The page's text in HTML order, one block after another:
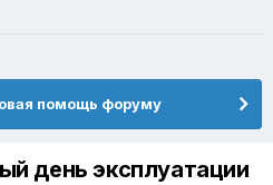
помощь форуму
день эксплуатации